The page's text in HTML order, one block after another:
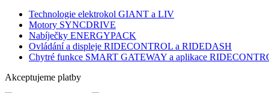
Technologie elektrokol GIANT a LIV
Motory SYNCDRIVE
Nabíječky ENERGYPACK
Ovládání a displeje RIDECONTROL a RIDEDASH
Chytré funkce SMART GATEWAY a aplikace
Akceptujeme platby